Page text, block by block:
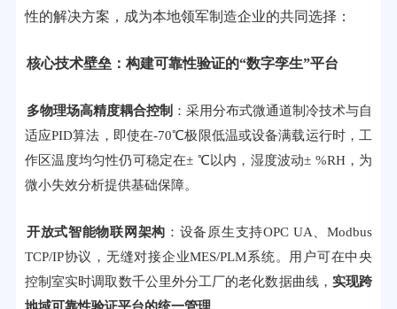
性的解决方案，成为本地领军制造企业的共同选择：
核心技术壁垒：构建可靠性验证的“数字孪生”平台
多物理场高精度耦合控制 ：采用分布式微通道制冷技术与自
适应PID算法，即使在-70℃极限低温或设备满载运行时，工
作区温度均匀性仍可稳定在± ℃以内，湿度波动± %RH，为
微小失效分析提供基础保障。
开放式智能物联网架构 ：设备原生支持OPC UA、Modbus
TCP/IP协议，无缝对接企业MES/PLM系统。用户可在中央
控制室实时调取数千公里外分工厂的老化数据曲线， 实现跨